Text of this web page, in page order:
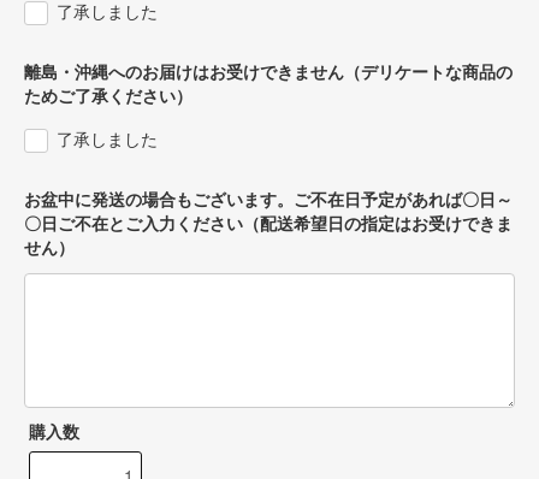
了承しました
離島・沖縄へのお届けはお受けできません（デリケートな商品の
ためご了承ください）
了承しました
お盆中に発送の場合もございます。ご不在日予定があれば〇日～
〇日ご不在とご入力ください（配送希望日の指定はお受けできま
せん）
購入数